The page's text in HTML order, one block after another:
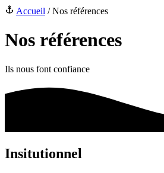
Accueil /Nos références
Nos références
Ils nous font confiance
Insitutionnel